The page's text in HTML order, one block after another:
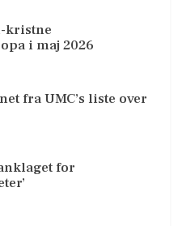
kristne
i maj 2026
fra UMC’s liste over
for